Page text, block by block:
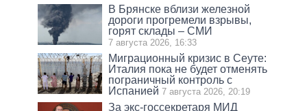
В Брянске вблизи железной
дороги прогремели взрывы,
горят склады – СМИ
7 августа 2026, 16:33
Миграционный кризис в Сеуте:
Италия пока не будет отменять
пограничный контроль с
Испанией 7 августа 2026, 20:19
За экс-госсекретаря МИД